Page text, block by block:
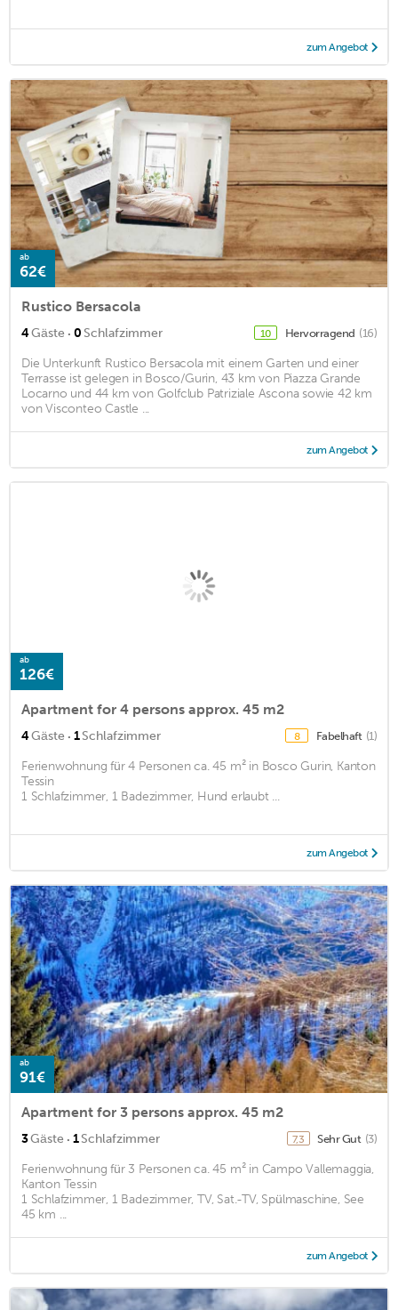
zum Angebot
ab
62€
Rustico Bersacola
4Gäste · 0 Schlafzimmer 10 Hervorragend (16)
Die Unterkunft Rustico Bersacola mit einem Garten und einer
Terrasse ist gelegen in Bosco/Gurin, 43 km von Piazza Grande
Locarno und 44 km von Golfclub Patriziale Ascona sowie 42 km
von Visconteo Castle ...
zum Angebot
ab
126€
Apartment for 4 persons approx. 45 m2
4Gäste · 1Schlafzimmer 8 Fabelhaft (1)
Ferienwohnung für 4 Personen ca. 45 m² in Bosco Gurin, Kanton
Tessin
1 Schlafzimmer, 1 Badezimmer, Hund erlaubt ...
zum Angebot
ab
91€
Apartment for 3 persons approx. 45 m2
3Gäste · 1Schlafzimmer 7,3 Sehr Gut (3)
Ferienwohnung für 3 Personen ca. 45 m² in Campo Vallemaggia,
Kanton Tessin
1 Schlafzimmer, 1 Badezimmer, TV, Sat.-TV, Spülmaschine, See
45 km ...
zum Angebot